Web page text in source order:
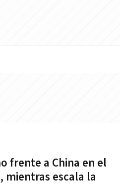
frente a China en el
mientras escala la